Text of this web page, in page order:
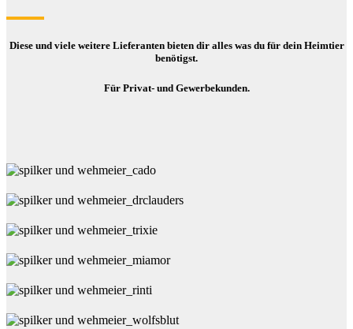
Diese und viele weitere Lieferanten bieten dir alles was du für dein Heimtier
benötigst.
Für Privat- und Gewerbekunden.